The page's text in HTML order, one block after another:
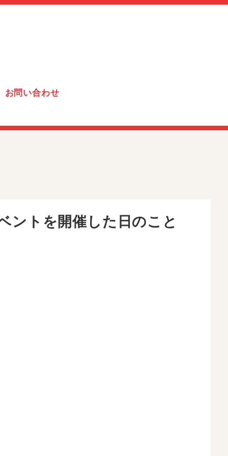
お問い合わせ
ントを開催した日のこと